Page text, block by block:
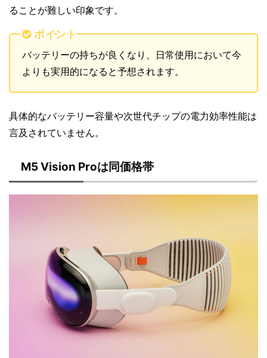
ることが難しい印象です。
ポイント
バッテリーの持ちが良くなり、日常使用において今
よりも実用的になると予想されます。
具体的なバッテリー容量や次世代チップの電力効率性能は
言及されていません。
M5 Vision Proは同価格帯